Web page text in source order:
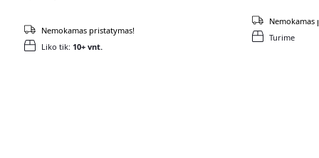
Liko tik: 10+ vnt.
Nemokamas pristatymas!
Turime
Nemokamas